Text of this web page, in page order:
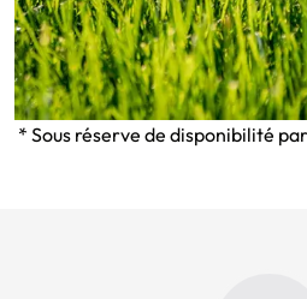
* Sous réserve de disponibilité